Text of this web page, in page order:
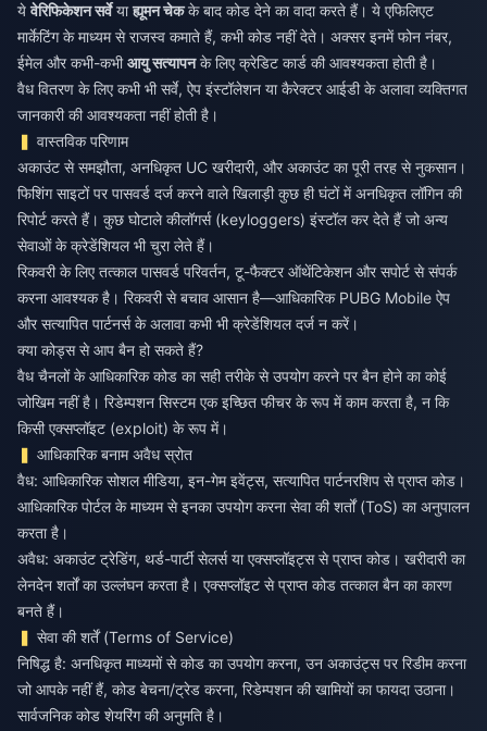
येवेरिफिकेशन सर्वेयाह्यूमन चेकके बाद कोड देने का वादा करते हैं। ये एफिलिएट
मार्केटिंग के माध्यम से राजस्व कमाते हैं, कभी कोड नहीं देते। अक्सर इनमें फोन नंबर,
ईमेल और कभी-कभीआयु सत्यापनके लिए क्रेडिट कार्ड की आवश्यकता होती है।
वैध वितरण के लिए कभी भी सर्वे, ऐप इंस्टॉलेशन या कैरेक्टर आईडी के अलावा व्यक्तिगत
जानकारी की आवश्यकता नहीं होती है।
वास्तविक परिणाम
अकाउंट से समझौता, अनधिकृत UC खरीदारी, और अकाउंट का पूरी तरह से नुकसान।
फिशिंग साइटों पर पासवर्ड दर्ज करने वाले खिलाड़ी कुछ ही घंटों में अनधिकृत लॉगिन की
रिपोर्ट करते हैं। कुछ घोटाले कीलॉगर्स (keyloggers) इंस्टॉल कर देते हैं जो अन्य
सेवाओं के क्रेडेंशियल भी चुरा लेते हैं।
रिकवरी के लिए तत्काल पासवर्ड परिवर्तन, टू-फैक्टर ऑथेंटिकेशन और सपोर्ट से संपर्क
करना आवश्यक है। रिकवरी से बचाव आसान है—आधिकारिक PUBG Mobile ऐप
और सत्यापित पार्टनर्स के अलावा कभी भी क्रेडेंशियल दर्ज न करें।
क्या कोड्स से आप बैन हो सकते हैं?
वैध चैनलों के आधिकारिक कोड का सही तरीके से उपयोग करने पर बैन होने का कोई
जोखिम नहीं है। रिडेम्पशन सिस्टम एक इच्छित फीचर के रूप में काम करता है, न कि
किसी एक्सप्लॉइट (exploit) के रूप में।
आधिकारिक बनाम अवैध स्रोत
वैध: आधिकारिक सोशल मीडिया, इन-गेम इवेंट्स, सत्यापित पार्टनरशिप से प्राप्त कोड।
आधिकारिक पोर्टल के माध्यम से इनका उपयोग करना सेवा की शर्तों (ToS) का अनुपालन
करता है।
अवैध: अकाउंट ट्रेडिंग, थर्ड-पार्टी सेलर्स या एक्सप्लॉइट्स से प्राप्त कोड। खरीदारी का
लेनदेन शर्तों का उल्लंघन करता है। एक्सप्लॉइट से प्राप्त कोड तत्काल बैन का कारण
बनते हैं।
सेवा की शर्तें (Terms of Service)
निषिद्ध है: अनधिकृत माध्यमों से कोड का उपयोग करना, उन अकाउंट्स पर रिडीम करना
जो आपके नहीं हैं, कोड बेचना/ट्रेड करना, रिडेम्पशन की खामियों का फायदा उठाना।
सार्वजनिक कोड शेयरिंग की अनुमति है।